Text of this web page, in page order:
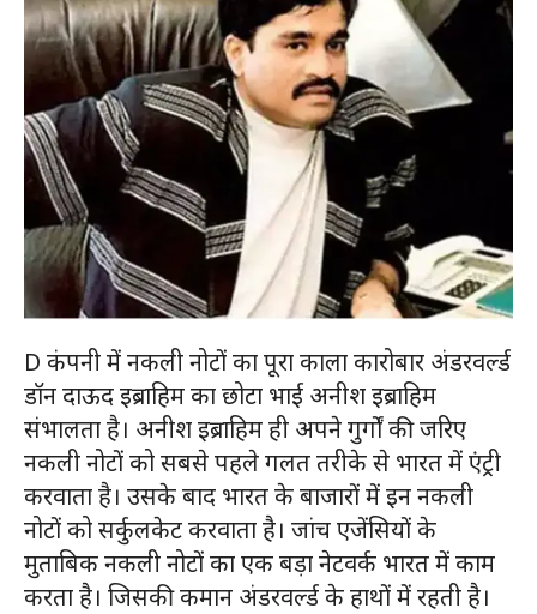
D कंपनी में नकली नोटों का पूरा काला कारोबार अंडरवर्ल्ड
डॉन दाऊद इब्राहिम का छोटा भाई अनीश इब्राहिम
संभालता है। अनीश इब्राहिम ही अपने गुर्गों की जरिए
नकली नोटों को सबसे पहले गलत तरीके से भारत में एंट्री
करवाता है। उसके बाद भारत के बाजारों में इन नकली
नोटों को सर्कुलकेट करवाता है। जांच एजेंसियों के
मुताबिक नकली नोटों का एक बड़ा नेटवर्क भारत में काम
करता है। जिसकी कमान अंडरवर्ल्ड के हाथों में रहती है।